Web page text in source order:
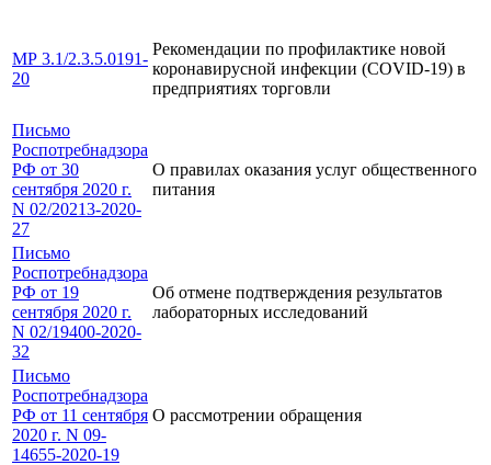
МР 3.1/2.3.5.0191-
20
Рекомендации по профилактике новой
коронавирусной инфекции (COVID-19) в
предприятиях торговли
Письмо
Роспотребнадзора
РФ от 30
сентября 2020 г.
N 02/20213-2020-
27
О правилах оказания услуг общественного
питания
Письмо
Роспотребнадзора
РФ от 19
сентября 2020 г.
N 02/19400-2020-
32
Об отмене подтверждения результатов
лабораторных исследований
Письмо
Роспотребнадзора
РФ от 11 сентября
2020 г. N 09-
14655-2020-19
О рассмотрении обращения